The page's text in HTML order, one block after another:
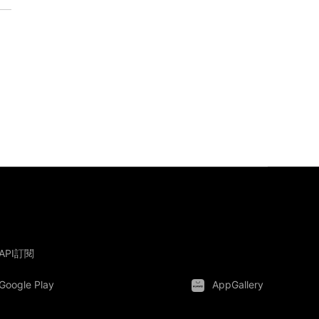
API訂閱
Google Play AppGallery